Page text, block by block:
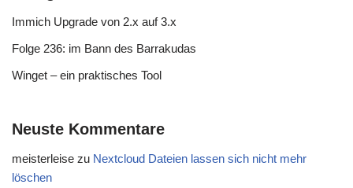
Immich Upgrade von 2.x auf 3.x
Folge 236: im Bann des Barrakudas
Winget – ein praktisches Tool
Neuste Kommentare
meisterleise zu Nextcloud Dateien lassen sich nicht mehr
löschen